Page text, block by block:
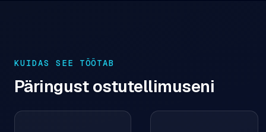
KUIDAS SEE TÖÖTAB
Päringust ostutellimuseni